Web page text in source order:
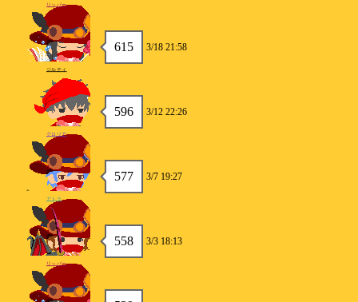
リッパー
615 3/18 21:58
ジルティ
596 3/12 22:26
グロリア
577 3/7 19:27
アトラ
558 3/3 18:13
リッパー